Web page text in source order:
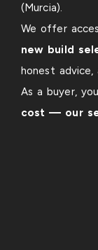
(Murcia).
We offer
new build
honest
As a buyer,
cost — our